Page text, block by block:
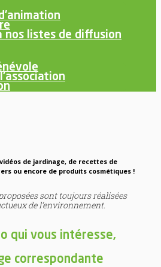
nos listes de diffusion
de jardinage, de recettes de
ou encore de produits cosmétiques !
sont toujours réalisées
de l’environnement.
qui vous intéresse,
correspondante